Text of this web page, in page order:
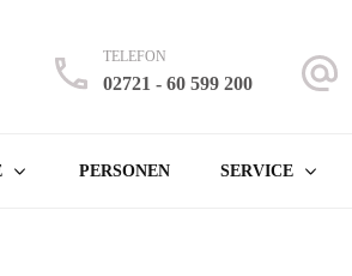
Lennetal
– Finnentrop – Rönkhausen
TELEFON
02721 - 60 599 200
PERSONEN SERVICE